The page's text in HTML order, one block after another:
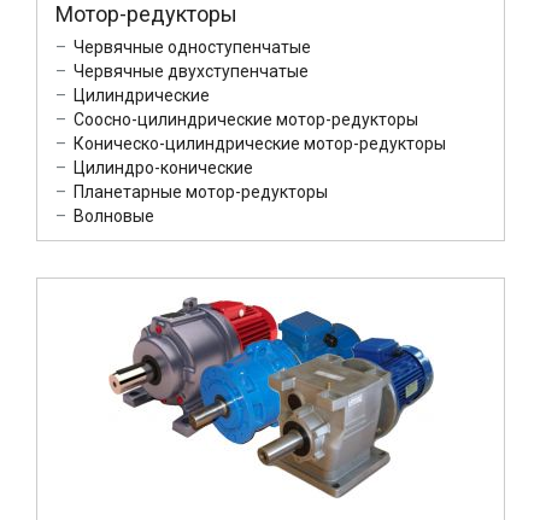
Мотор-редукторы
Червячные одноступенчатые
Червячные двухступенчатые
Цилиндрические
Соосно-цилиндрические мотор-редукторы
Коническо-цилиндрические мотор-редукторы
Цилиндро-конические
Планетарные мотор-редукторы
Волновые